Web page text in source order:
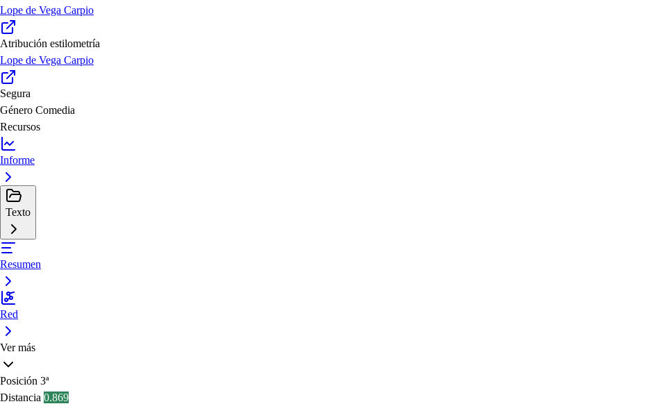
Lope de Vega Carpio
Atribución estilometría
Lope de Vega Carpio
Segura
Género Comedia
Recursos
Informe
Texto
Resumen
Red
Ver más
Posición 3ª
Distancia 0.869